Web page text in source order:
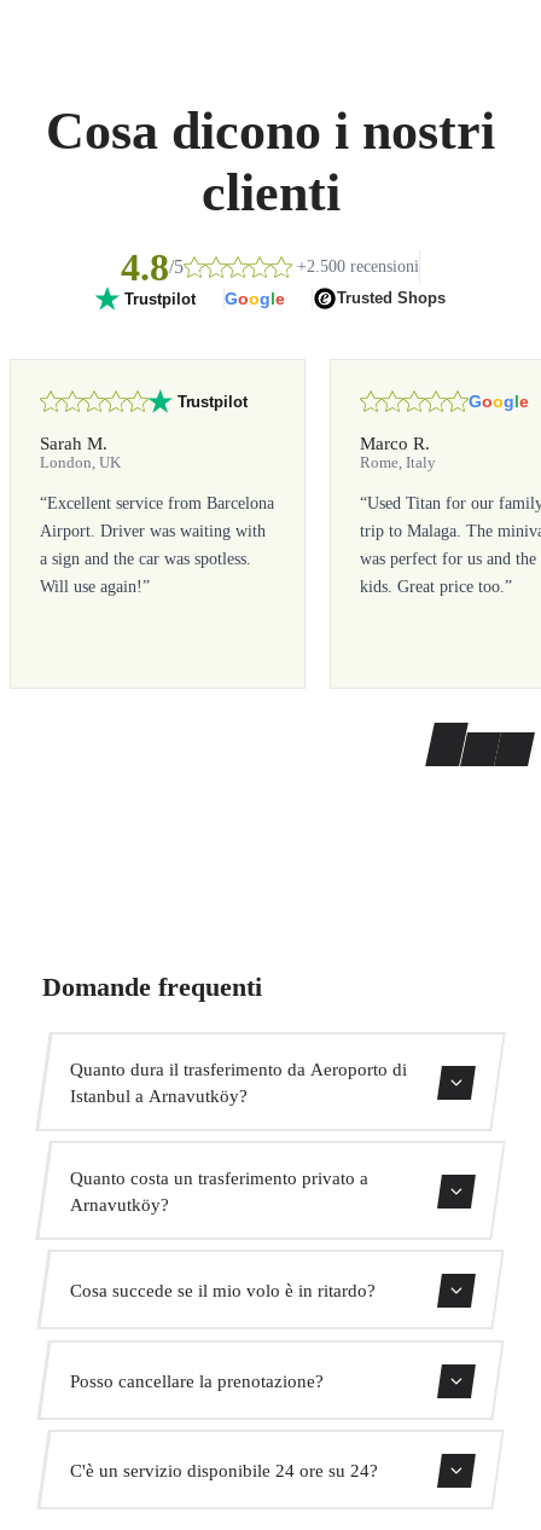
Cosa dicono i nostri
clienti
4.8/5 +2.500 recensioni
Trustpilot Google Trusted Shops
Trustpilot
Sarah M.
London, UK
“Excellent service from Barcelona
Airport. Driver was waiting with
a sign and the car was spotless.
Will use again!”
Google
Marco R.
Rome, Italy
“Used Titan for our
trip to Malaga. The
was perfect for us and the
kids. Great price too.”
Domande frequenti
Quanto dura il trasferimento da Aeroporto di
Istanbul a Arnavutköy?
Quanto costa un trasferimento privato a
Arnavutköy?
Cosa succede se il mio volo è in ritardo?
adatterà automaticamente l'orario di ritiro senza costi
aggiuntivi.
Posso cancellare la prenotazione?
Sì, puoi cancellare gratuitamente fino a 24 ore prima del
ritiro.
C'è un servizio disponibile 24 ore su 24?